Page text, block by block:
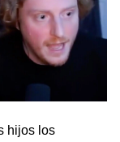
hijos los